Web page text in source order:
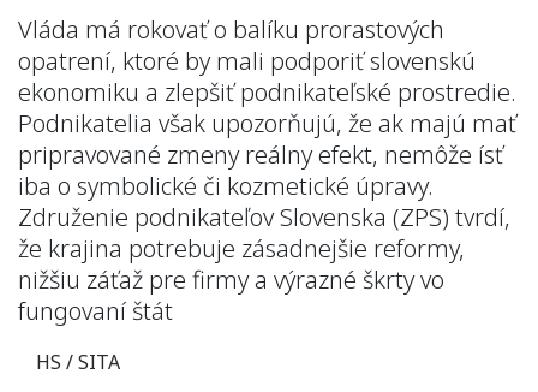
Vláda má rokovať o balíku prorastových
opatrení, ktoré by mali podporiť slovenskú
ekonomiku a zlepšiť podnikateľské prostredie.
Podnikatelia však upozorňujú, že ak majú mať
pripravované zmeny reálny efekt, nemôže ísť
iba o symbolické či kozmetické úpravy.
Združenie podnikateľov Slovenska (ZPS) tvrdí,
že krajina potrebuje zásadnejšie reformy,
nižšiu záťaž pre firmy a výrazné škrty vo
fungovaní štát
HS / SITA